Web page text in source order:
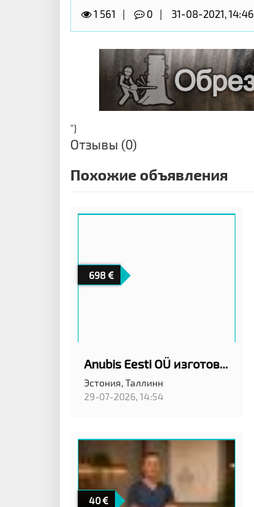
1 561 0 31-08-2021, 14:46
"}
Отзывы (0)
Похожие объявления
698
Anubis Eesti OÜ изготовление гранитных памятников
Эстония,Таллинн
29-07-2026, 14:54
40